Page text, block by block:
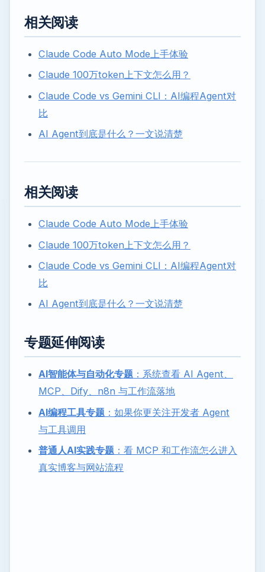
相关阅读
Claude Code Auto Mode上手体验
Claude 100万token上下文怎么用？
Claude Code vs Gemini CLI：AI编程Agent对
比
AI Agent到底是什么？一文说清楚
相关阅读
Claude Code Auto Mode上手体验
Claude 100万token上下文怎么用？
Claude Code vs Gemini CLI：AI编程Agent对
比
AI Agent到底是什么？一文说清楚
专题延伸阅读
AI智能体与自动化专题 ：系统查看 AI Agent、
MCP、Dify、n8n 与工作流落地
AI编程工具专题 ：如果你更关注开发者 Agent
与工具调用
普通人AI实践专题 ：看 MCP 和工作流怎么进入
真实博客与网站流程